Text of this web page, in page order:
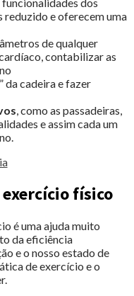
reduzido e oferecem uma
de qualquer
contabilizar as
” da cadeira e fazer
, como as passadeiras,
e assim cada um
físico
é uma ajuda muito
da eficiência
e o nosso estado de
de exercício e o